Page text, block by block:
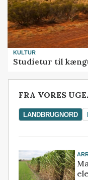
KULTUR
Studietur til
FRA VORES
LANDBRUGNORD